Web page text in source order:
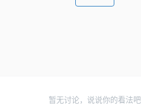
暂无讨论，说说你的看法吧